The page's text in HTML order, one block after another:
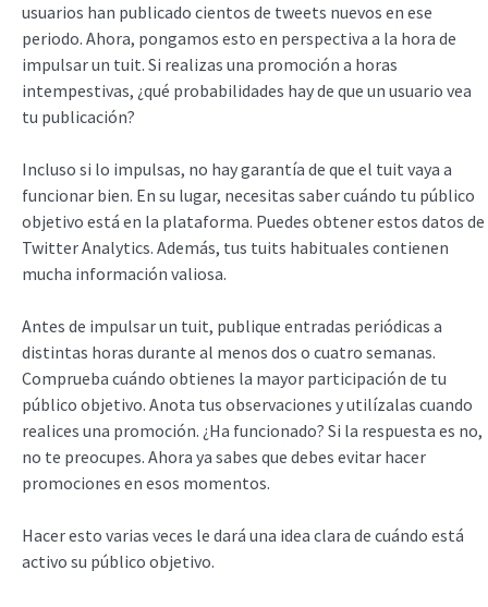
usuarios han publicado cientos de tweets nuevos en ese
periodo. Ahora, pongamos esto en perspectiva a la hora de
impulsar un tuit. Si realizas una promoción a horas
intempestivas, ¿qué probabilidades hay de que un usuario vea
tu publicación?
Incluso si lo impulsas, no hay garantía de que el tuit vaya a
funcionar bien. En su lugar, necesitas saber cuándo tu público
objetivo está en la plataforma. Puedes obtener estos datos de
Twitter Analytics. Además, tus tuits habituales contienen
mucha información valiosa.
Antes de impulsar un tuit, publique entradas periódicas a
distintas horas durante al menos dos o cuatro semanas.
Comprueba cuándo obtienes la mayor participación de tu
público objetivo. Anota tus observaciones y utilízalas cuando
realices una promoción. ¿Ha funcionado? Si la respuesta es no,
no te preocupes. Ahora ya sabes que debes evitar hacer
promociones en esos momentos.
Hacer esto varias veces le dará una idea clara de cuándo está
activo su público objetivo.